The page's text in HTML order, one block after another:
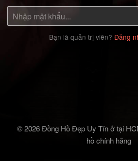
Bạn là quản trị viên? Đăng
© 2026 Đồng Hồ Đẹp Uy Tín ở tại
hồ chính hãng‎